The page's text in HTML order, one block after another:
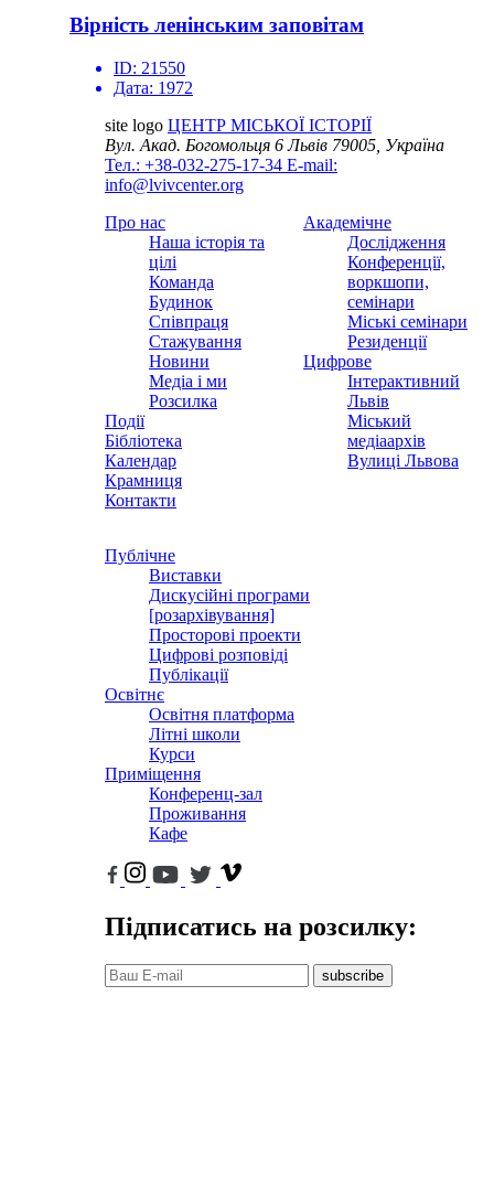
Вірність ленінським заповітам
ID: 21550
Дата: 1972
site logo ЦЕНТР МІСЬКОЇ ІСТОРІЇ
Вул. Акад. Богомольця 6Львів 79005, Україна
Тел.: +38-032-275-17-34 E-mail:
info@lvivcenter.org
Про нас
Наша історія та
цілі
Команда
Будинок
Співпраця
Стажування
Новини
Медіа і ми
Розсилка
Події
Бібліотека
Календар
Крамниця
Контакти
Академічне
Дослідження
Конференції,
воркшопи,
семінари
Міські семінари
Резиденції
Цифрове
Інтерактивний
Львів
Міський
медіаархів
Вулиці Львова
Публічне
Виставки
Дискусійні програми
[розархівування]
Просторові проекти
Цифрові розповіді
Публікації
Освітнє
Освітня платформа
Літні школи
Курси
Приміщення
Конференц-зал
Проживання
Кафе
Підписатись на розсилку:
subscribe